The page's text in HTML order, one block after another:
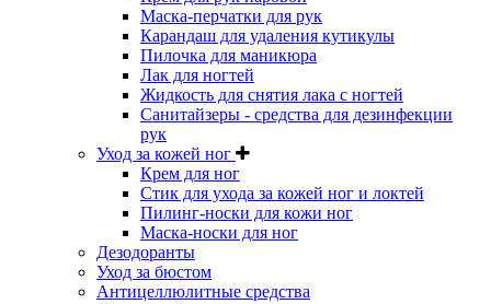
Маска-перчатки для рук
Карандаш для удаления кутикулы
Пилочка для маникюра
Лак для ногтей
Жидкость для снятия лака с ногтей
Санитайзеры - средства для дезинфекции
рук
Уход за кожей ног
Крем для ног
Стик для ухода за кожей ног и локтей
Пилинг-носки для кожи ног
Маска-носки для ног
Дезодоранты
Уход за бюстом
Антицеллюлитные средства